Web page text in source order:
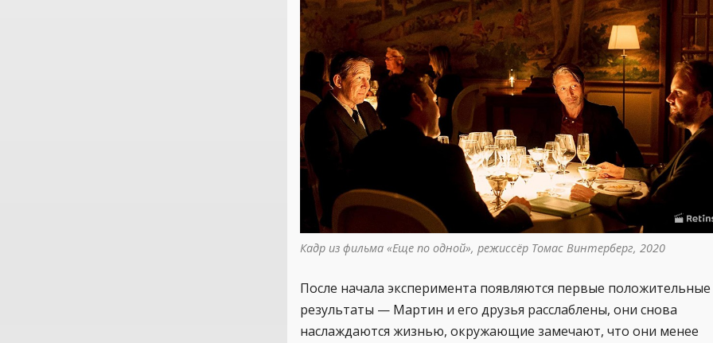
Кадр из фильма «Еще по одной», режиссёр Томас Винтерберг, 2020
После начала эксперимента появляются первые положительные
результаты — Мартин и его друзья расслаблены, они снова
наслаждаются жизнью, окружающие замечают, что они менее